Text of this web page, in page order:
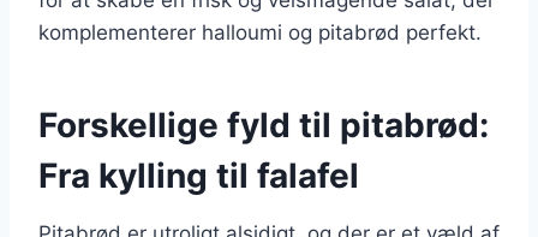
komplementerer halloumi og pitabrød perfekt.
Forskellige fyld til pitabrød:
Fra kylling til falafel